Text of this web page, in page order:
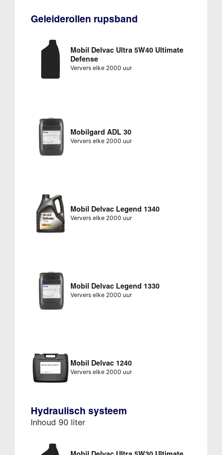
Geleiderollen rupsband
Mobil Delvac Ultra 5W40 Ultimate
Defense
Ververs elke 2000 uur
Mobilgard ADL 30
Ververs elke 2000 uur
Mobil Delvac Legend 1340
Ververs elke 2000 uur
Mobil Delvac Legend 1330
Ververs elke 2000 uur
Mobil Delvac 1240
Ververs elke 2000 uur
Hydraulisch systeem
Inhoud 90 liter